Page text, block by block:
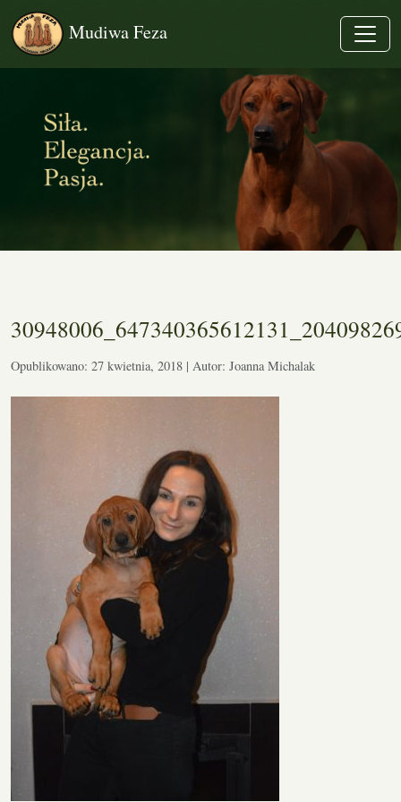
Mudiwa Feza
Opublikowano: 27 kwietnia, 2018 | Autor: Joanna Michalak